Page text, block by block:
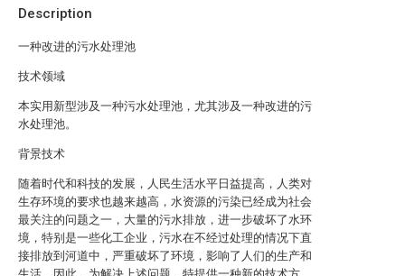
Description
一种改进的污水处理池
技术领域
本实用新型涉及一种污水处理池，尤其涉及一种改进的污
水处理池。
背景技术
随着时代和科技的发展，人民生活水平日益提高，人类对
生存环境的要求也越来越高，水资源的污染已经成为社会
最关注的问题之一，大量的污水排放，进一步破坏了水环
境，特别是一些化工企业，污水在不经过处理的情况下直
接排放到河道中，严重破坏了环境，影响了人们的生产和